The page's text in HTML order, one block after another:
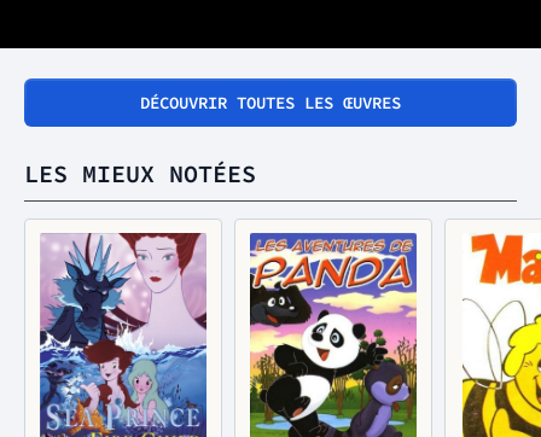
DÉCOUVRIR TOUTES LES ŒUVRES
LES MIEUX NOTÉES